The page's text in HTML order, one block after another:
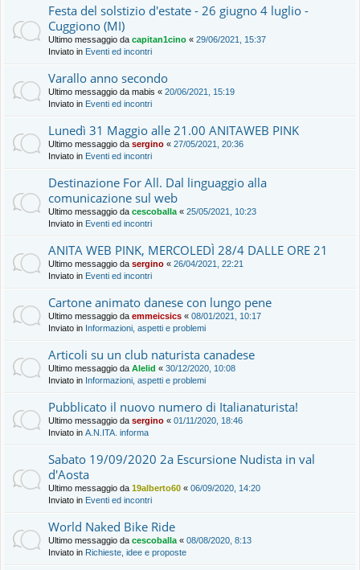
Festa del solstizio d'estate - 26 giugno 4 luglio -
Cuggiono (MI)
Ultimo messaggio da capitan1cino « 29/06/2021, 15:37
Inviato in Eventi ed incontri
Varallo anno secondo
Ultimo messaggio da mabis « 20/06/2021, 15:19
Inviato in Eventi ed incontri
Lunedì 31 Maggio alle 21.00 ANITAWEB PINK
Ultimo messaggio da sergino « 27/05/2021, 20:36
Inviato in Eventi ed incontri
Destinazione For All. Dal linguaggio alla
comunicazione sul web
Ultimo messaggio da cescoballa « 25/05/2021, 10:23
Inviato in Eventi ed incontri
ANITA WEB PINK, MERCOLEDÌ 28/4 DALLE ORE 21
Ultimo messaggio da sergino « 26/04/2021, 22:21
Inviato in Eventi ed incontri
Cartone animato danese con lungo pene
Ultimo messaggio da emmeicsics « 08/01/2021, 10:17
Inviato in Informazioni, aspetti e problemi
Articoli su un club naturista canadese
Ultimo messaggio da Alelid « 30/12/2020, 10:08
Inviato in Informazioni, aspetti e problemi
Pubblicato il nuovo numero di Italianaturista!
Ultimo messaggio da sergino « 01/11/2020, 18:46
Inviato in A.N.ITA. informa
Sabato 19/09/2020 2a Escursione Nudista in val
d'Aosta
Ultimo messaggio da 19alberto60 « 06/09/2020, 14:20
Inviato in Eventi ed incontri
World Naked Bike Ride
Ultimo messaggio da cescoballa « 08/08/2020, 8:13
Inviato in Richieste, idee e proposte